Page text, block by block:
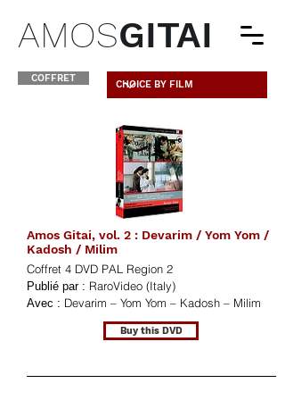
AMOSGITAI
COFFRET
Amos Gitai, vol. 2 : Devarim / Yom Yom /
Kadosh / Milim
Coffret 4 DVD PAL Region 2
Publié par : RaroVideo (Italy)
Avec : Devarim – Yom Yom – Kadosh – Milim
Buy this DVD